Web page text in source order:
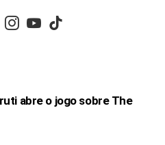
twitterinstagramyoutube
abre o jogo sobre The